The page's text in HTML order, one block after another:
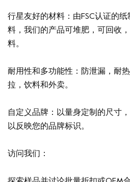
行星友好的材料：由FSC认证的
料，我们的产品可堆肥，可回收
料。
耐用性和多功能性：防泄漏，耐
拉，饮料和外卖。
自定义品牌：以量身定制的尺寸
以反映您的品牌标识。
访问我们：